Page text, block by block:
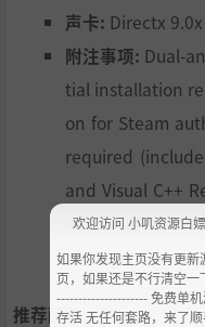
声卡: Directx 9.0x
附注事项: Dual-
tial installation
on for Steam
required
and Visual C++
ay NBA 2K23
of supporting
推荐配置:
欢迎访问 小叽资源白
如果你发现主页没有更新
页，如果还是不行清空
--------------------- 免费单
存活 无任何套路，来了